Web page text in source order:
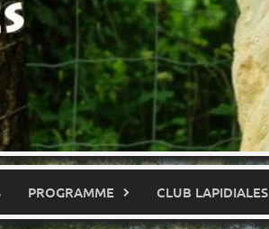
PROGRAMME CLUB LAPIDIALES